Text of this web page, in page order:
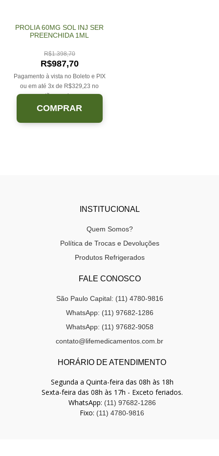
PROLIA 60MG SOL INJ SER
PREENCHIDA 1ML
R$1.398,70
R$987,70
Pagamento à vista no Boleto e PIX
ou em até 3x de R$329,23 no
cartão sem juros.
COMPRAR
INSTITUCIONAL
Quem Somos?
Política de Trocas e Devoluções
Produtos Refrigerados
FALE CONOSCO
São Paulo Capital: (11) 4780-9816
WhatsApp: (11) 97682-1286
WhatsApp: (11) 97682-9058
contato@lifemedicamentos.com.br
HORÁRIO DE ATENDIMENTO
Segunda a Quinta-feira das 08h às 18h
Sexta-feira das 08h às 17h - Exceto feriados.
WhatsApp: (11) 97682-1286
Fixo: (11) 4780-9816